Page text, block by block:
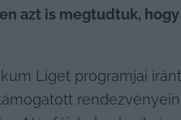
azt is megtudtuk,
Liget programjai